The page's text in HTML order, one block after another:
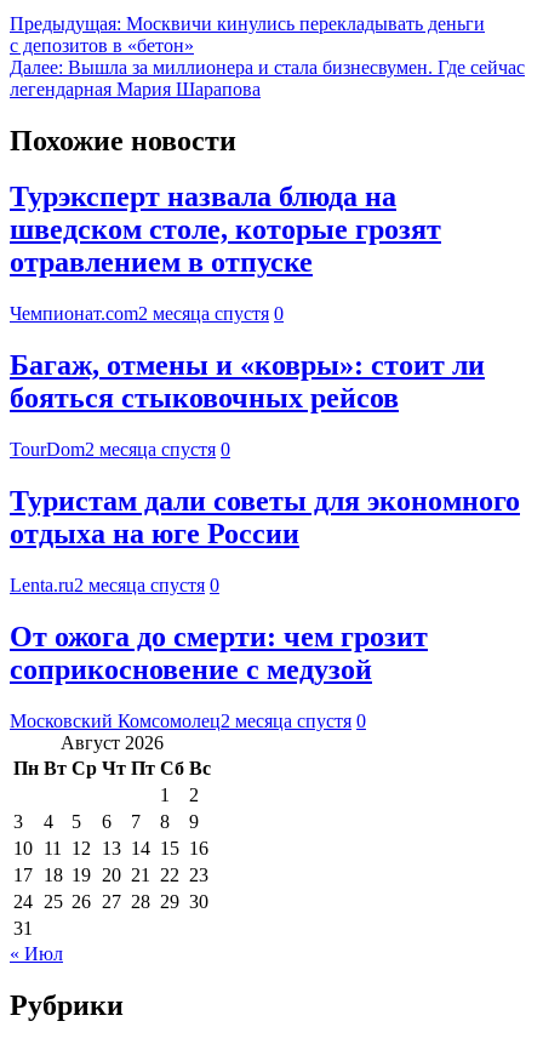
Предыдущая: Москвичи кинулись перекладывать деньги
с депозитов в «бетон»
Далее: Вышла за миллионера и стала бизнесвумен. Где сейчас
легендарная Мария Шарапова
Похожие новости
Турэксперт назвала блюда на
шведском столе, которые грозят
отравлением в отпуске
Чемпионат.com2 месяца спустя 0
Багаж, отмены и «ковры»: стоит ли
бояться стыковочных рейсов
TourDom2 месяца спустя 0
Туристам дали советы для экономного
отдыха на юге России
Lenta.ru2 месяца спустя 0
От ожога до смерти: чем грозит
соприкосновение с медузой
Московский Комсомолец2 месяца спустя 0
Август 2026
Пн Вт Ср Чт Пт Сб Вс
1
2
3
4 5 6 7 8
9
10 11 12 13 14 15 16
17 18 19 20 21 22 23
24 25 26 27 28 29 30
31
« Июл
Рубрики